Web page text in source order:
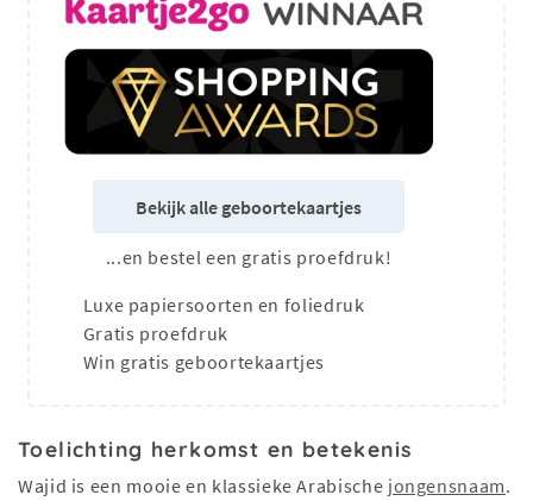
Bekijk alle geboortekaartjes
...en bestel een gratis proefdruk!
Luxe papiersoorten en foliedruk
Gratis proefdruk
Win gratis geboortekaartjes
Toelichting herkomst en betekenis
Wajid is een mooie en klassieke Arabische jongensnaam.